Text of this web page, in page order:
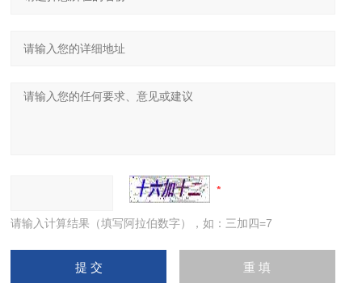
请输入计算结果（填写阿拉伯数字），如：三加四=7